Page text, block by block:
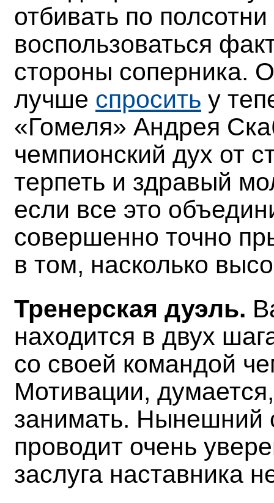
отбивать по
воспользоваться
стороны соперника.
лучше спросить у
«Гомеля» Андрея
чемпионский дух от
терпеть и здравый
если все это
совершенно точно
в том, насколько
Тренерская дуэль.
находится в двух
со своей командой
Мотивации,
занимать. Нынешний
проводит очень
заслуга наставника